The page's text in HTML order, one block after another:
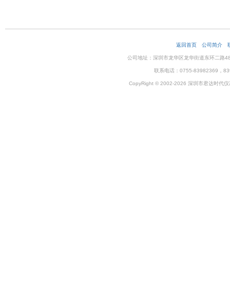
返回首页 公司简介
公司地址：深圳市龙华区龙华街道东环二
联系电话：0755-83982369，
CopyRight © 2002-2026 深圳市君达时代